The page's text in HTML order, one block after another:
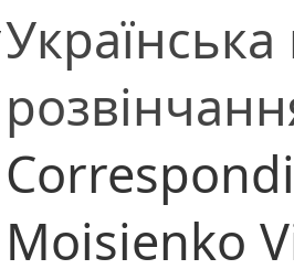
Українська
Moisienko